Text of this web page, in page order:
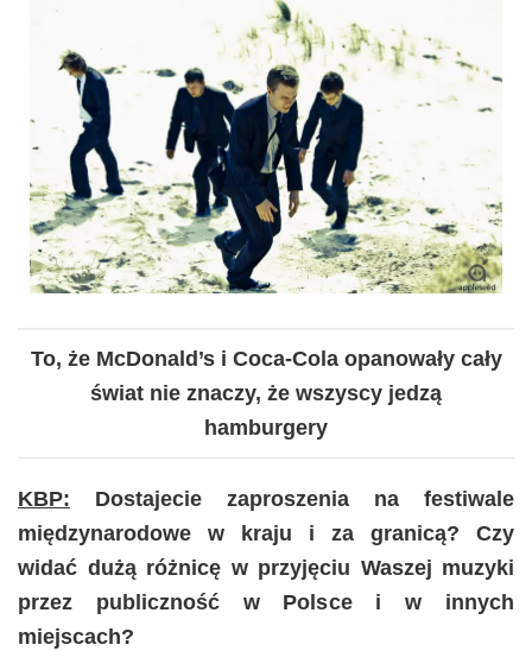
To, że McDonald’s i Coca-Cola opanowały cały
świat nie znaczy, że wszyscy jedzą
hamburgery
KBP: Dostajecie zaproszenia na festiwale
międzynarodowe w kraju i za granicą? Czy
widać dużą różnicę w przyjęciu Waszej muzyki
przez publiczność w Polsce i w innych
miejscach?